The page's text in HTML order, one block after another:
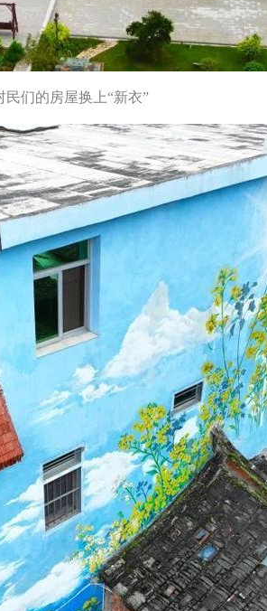
民们的房屋换上“新衣”